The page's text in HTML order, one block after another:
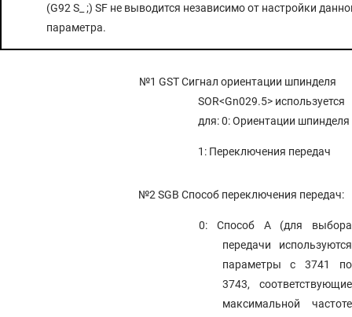
(G92 S_ ;) SF не выводится независимо от настройки
параметра.
№1 GSTСигнал ориентации шпинделя
SOR<Gn029.5> используется
для: 0: Ориентации шпинделя
1: Переключения передач
№2 SGB Способ переключения передач:
0: Способ A (для выбора
передачи используются
параметры с 3741 по
3743, соответствующие
максимальной частоте